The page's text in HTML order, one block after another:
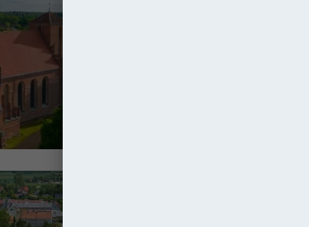
Na Warmii i
których, zdaje
Zamek